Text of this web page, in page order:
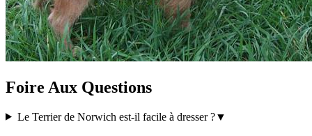
Foire Aux Questions
Le Terrier de Norwich est-il facile à dresser ?▼